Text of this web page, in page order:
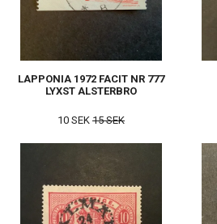
LAPPONIA 1972 FACIT NR 777
LYXST ALSTERBRO
10 SEK 15 SEK